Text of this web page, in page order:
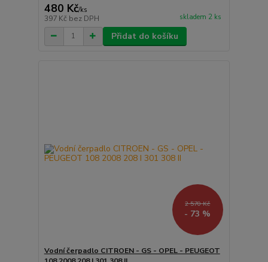
480 Kč/ks
397 Kč bez DPH skladem 2 ks
Přidat do košíku
2 570 Kč
- 73 %
Vodní čerpadlo CITROEN - GS - OPEL - PEUGEOT